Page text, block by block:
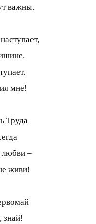
важны.
мне!
Труда
любви –
живи!
знай!